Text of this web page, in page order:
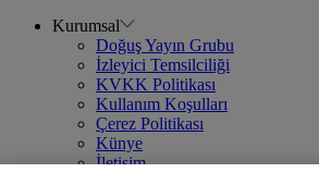
Kurumsal
Doğuş Yayın Grubu
İzleyici Temsilciliği
KVKK Politikası
Kullanım Koşulları
Çerez Politikası
Künye
İletişim